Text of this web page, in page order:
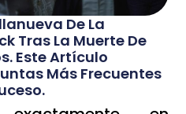
De La
Tras La Muerte De
Este Artículo
Más Frecuentes